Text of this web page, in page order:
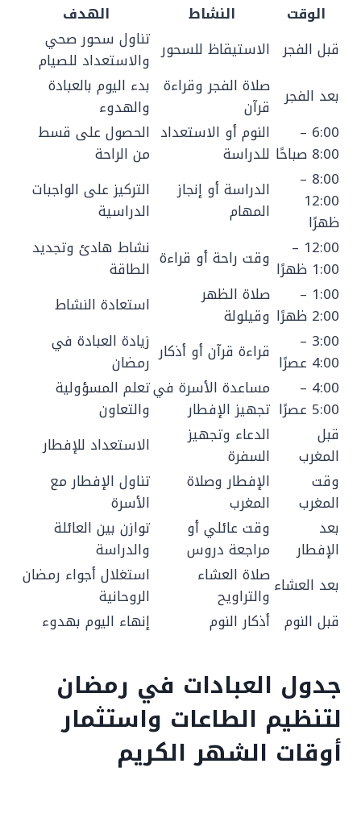
الوقت
النشاط
الهدف
قبل الفجر الاستيقاظ للسحور تناول سحور صحي
والاستعداد للصيام
بعد الفجر صلاة الفجر وقراءة
قرآن
بدء اليوم بالعبادة
والهدوء
6:00 –
8:00 صباحًا
النوم أو الاستعداد
للدراسة
الحصول على قسط
من الراحة
8:00 –
12:00
ظهرًا
الدراسة أو إنجاز
المهام
التركيز على الواجبات
الدراسية
12:00 –
1:00 ظهرًا
وقت راحة أو قراءة نشاط هادئ وتجديد
الطاقة
1:00 –
2:00 ظهرًا
صلاة الظهر
وقيلولة
استعادة النشاط
3:00 –
4:00 عصرًا
قراءة قرآن أو أذكار زيادة العبادة في
رمضان
4:00 –
5:00 عصرًا
مساعدة الأسرة في
تجهيز الإفطار
تعلم المسؤولية
والتعاون
قبل
المغرب
الدعاء وتجهيز
السفرة
الاستعداد للإفطار
وقت
المغرب
الإفطار وصلاة
المغرب
تناول الإفطار مع
الأسرة
بعد
الإفطار
وقت عائلي أو
مراجعة دروس
توازن بين العائلة
والدراسة
بعد العشاءصلاة العشاء
والتراويح
استغلال أجواء رمضان
الروحانية
قبل النوم أذكار النوم إنهاء اليوم بهدوء
جدول العبادات في رمضان
لتنظيم الطاعات واستثمار
أوقات الشهر الكريم